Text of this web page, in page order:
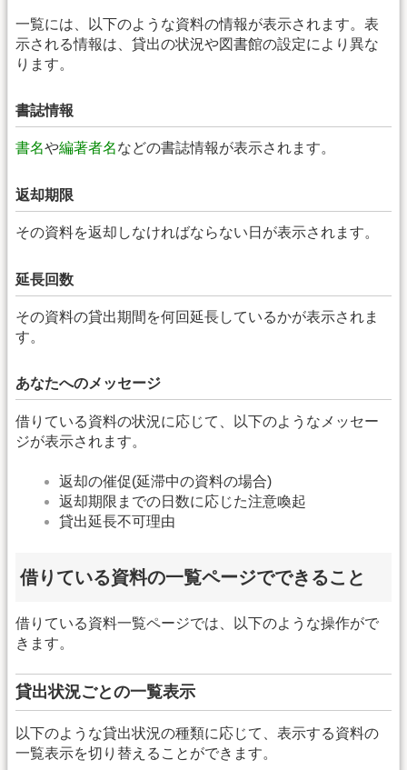
一覧には、以下のような資料の情報が表示されます。表
示される情報は、貸出の状況や図書館の設定により異な
ります。
書誌情報
書名や編著者名などの書誌情報が表示されます。
返却期限
その資料を返却しなければならない日が表示されます。
延長回数
その資料の貸出期間を何回延長しているかが表示されま
す。
あなたへのメッセージ
借りている資料の状況に応じて、以下のようなメッセー
ジが表示されます。
返却の催促(延滞中の資料の場合)
返却期限までの日数に応じた注意喚起
貸出延長不可理由
借りている資料の一覧ページでできること
借りている資料一覧ページでは、以下のような操作がで
きます。
貸出状況ごとの一覧表示
以下のような貸出状況の種類に応じて、表示する資料の
一覧表示を切り替えることができます。